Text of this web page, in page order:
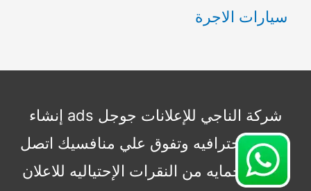
ن
سيارات الاجرة
شركة الناجي للإعلانات جوجل ads إنشاء
حملات إحترافيه وتفوق علي منافسيك اتصل
بنا الأن حمايه من النقرات الإحتياليه للاعلان